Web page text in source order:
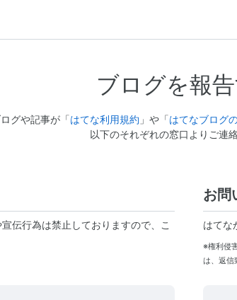
ブログを報
グや記事が「はてな利用規約 」や「はてなブログ
以下のそれぞれの窓口よりご連絡
伝行為は禁止しておりますので、こ
お問
はてな
※権利侵
は、返信